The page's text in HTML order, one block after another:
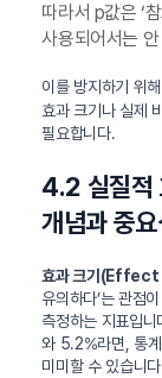
따라서 p값은 ‘
사용되어서는
이를 방지하기 위해
효과 크기나 실제
필요합니다.
4.2 실질적
개념과 중
효과 크기
유의하다’는 관점
측정하는 지표입
와 5.2%라면, 통계
미미할 수 있습니